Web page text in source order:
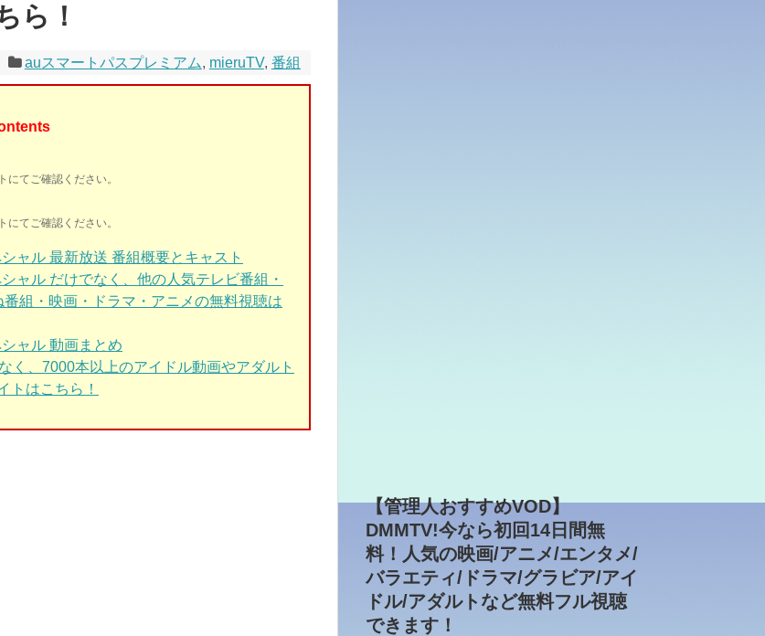
ら！
auスマートパスプレミアム, mieruTV, 番組
てご確認ください。
てご確認ください。
ャル 最新放送 番組概要とキャスト
ャル だけでなく、他の人気テレビ番組・
組・映画・ドラマ・アニメの無料視聴は
ャル 動画まとめ
く、7000本以上のアイドル動画やアダルト
トはこちら！
【管理人おすすめVOD】
DMMTV!今なら初回14日間無
料！人気の映画/アニメ/エンタメ/
バラエティ/ドラマ/グラビア/アイ
ドル/アダルトなど無料フル視聴
できます！